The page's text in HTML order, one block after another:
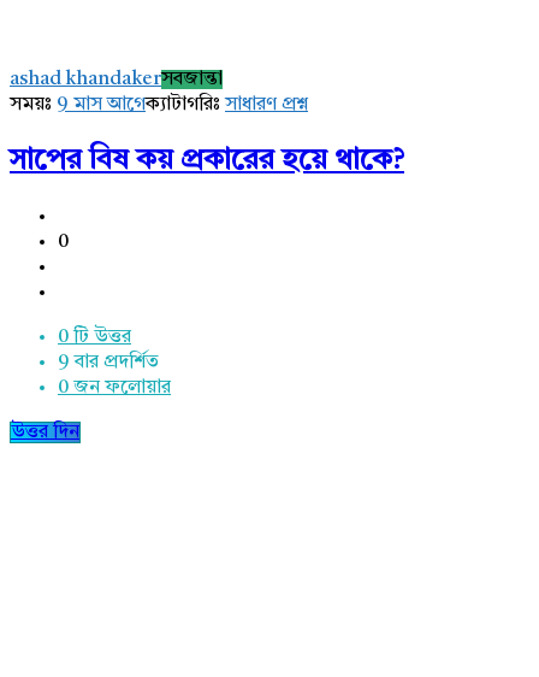
Latest
প্রশ্ন
ashad khandakerসবজান্তা
সময়ঃ 9 মাস আগেক্যাটাগরিঃসাধারণ প্রশ্ন
সাপের বিষ কয় প্রকারের হয়ে থাকে?
0
0 টি উত্তর
9বার প্রদর্শিত
0 জন ফলোয়ার
উত্তর দিন